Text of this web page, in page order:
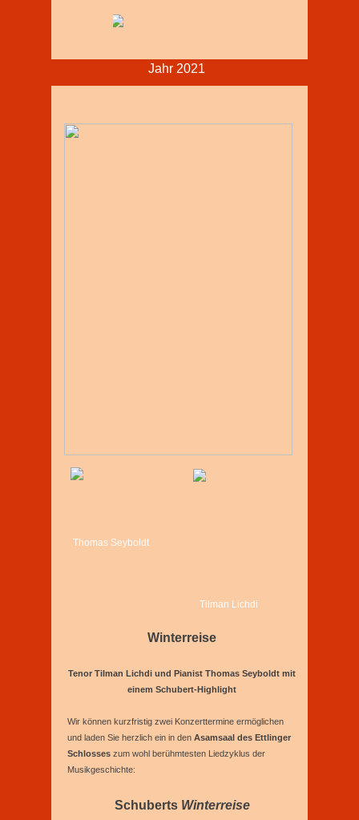
Thomas Seyboldt
Tilman Lichdi
Winterreise
Tenor Tilman Lichdi und Pianist Thomas Seyboldt mit
einem Schubert-Highlight
Wir können kurzfristig zwei Konzerttermine ermöglichen
und laden Sie herzlich ein in den Asamsaal des Ettlinger
Schlosses zum wohl berühmtesten Liedzyklus der
Musikgeschichte:
Schuberts Winterreise
Jahr 2021